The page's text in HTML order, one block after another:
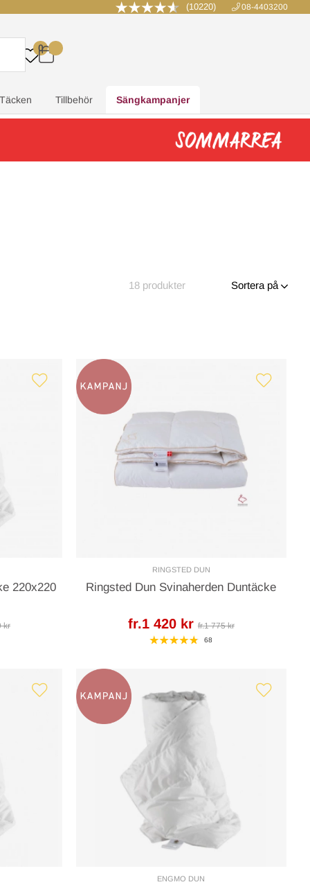
(10220) 08-4403200
0
..
Täcken Tillbehör Sängkampanjer
18 produkter Sortera på
220x220
kr
RINGSTED DUN
Ringsted Dun Svinaherden Duntäcke
fr.1 420 kr fr.1 775 kr
68
ENGMO DUN